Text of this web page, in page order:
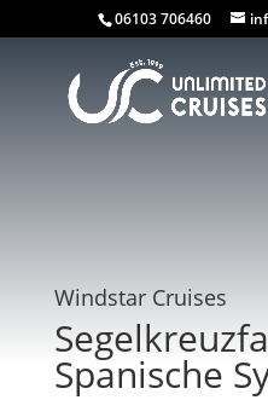
06103 706460
Windstar Cruises
Spanische